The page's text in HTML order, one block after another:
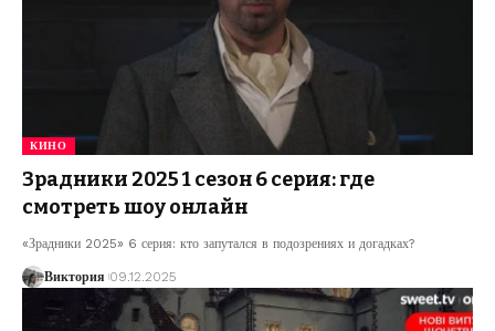
КИНО
Зрадники 2025 1 сезон 6 серия: где
смотреть шоу онлайн
«Зрадники 2025» 6 серия: кто запутался в подозрениях и догадках?
Виктория 09.12.2025